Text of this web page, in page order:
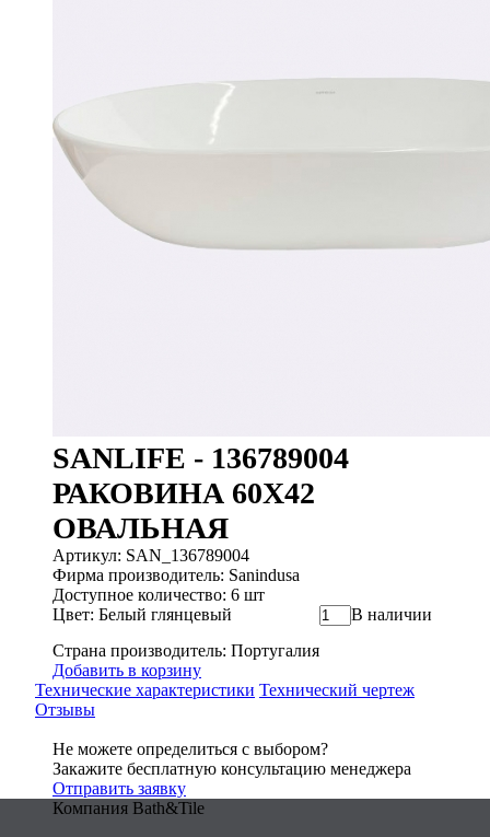
SANLIFE - 136789004
РАКОВИНА 60X42
ОВАЛЬНАЯ
Артикул: SAN_136789004
Фирма производитель: Sanindusa
Доступное количество: 6 шт
Цвет: Белый глянцевый
Страна производитель: Португалия
В наличии
Добавить в корзину
Технические характеристики Технический чертеж
Отзывы
Не можете определиться с выбором?
Закажите бесплатную консультацию менеджера
Отправить заявку
Компания Bath&Tile